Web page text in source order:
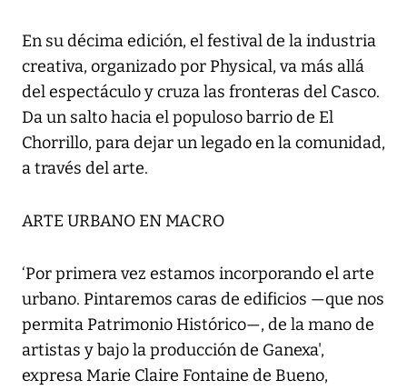
En su décima edición, el festival de la industria
creativa, organizado por Physical, va más allá
del espectáculo y cruza las fronteras del Casco.
Da un salto hacia el populoso barrio de El
Chorrillo, para dejar un legado en la comunidad,
a través del arte.
ARTE URBANO EN MACRO
‘Por primera vez estamos incorporando el arte
urbano. Pintaremos caras de edificios —que nos
permita Patrimonio Histórico—, de la mano de
artistas y bajo la producción de Ganexa',
expresa Marie Claire Fontaine de Bueno,